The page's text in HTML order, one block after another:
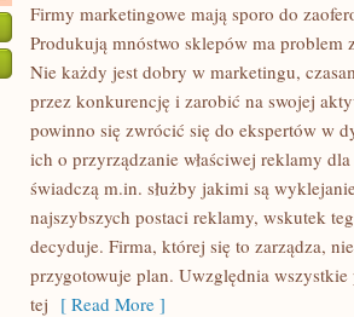
Firmy marketingowe mają sporo do
Produkują mnóstwo sklepów ma problem
Nie każdy jest dobry w marketingu,
przez konkurencję i zarobić na swojej
powinno się zwrócić się do ekspertów w
ich o przyrządzanie właściwej reklamy
świadczą m.in. służby jakimi są
najszybszych postaci reklamy, wskutek
decyduje. Firma, której się to zarządza,
przygotowuje plan. Uwzględnia
tej [ Read More ]